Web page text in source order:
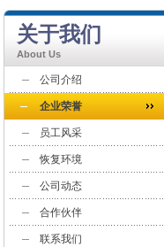
关于我们
About Us
公司介绍
企业荣誉
员工风采
恢复环境
公司动态
合作伙伴
联系我们